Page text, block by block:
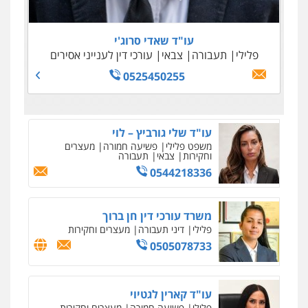
0509100397
עו"ד שאדי סרוג'י
פלילי
תעבורה צבאי
עורכי דין לענייני אסירים
0525450255
0545243703
עו"ד נדב גרינולד
פלילי תעבורה עורכי דין לענייני אסירים צבאי
0508848606
0538788878
עו"ד אסף דוק
סמים והימורים
חקירות ומעצרים
0526885006
עו"ד שלי גורביץ – לוי
משפט פלילי פשיעה חמורה מעצרים
וחקירות צבאי תעבורה
0544218336
משרד עורכי דין חן ברוך
פלילי דיני תעבורה מעצרים וחקירות
0505078733
עו"ד קארין לגטיוי